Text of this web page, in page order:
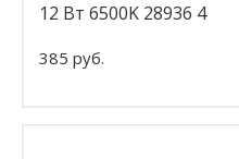
12 Вт 6500K 28936 4
385 руб.